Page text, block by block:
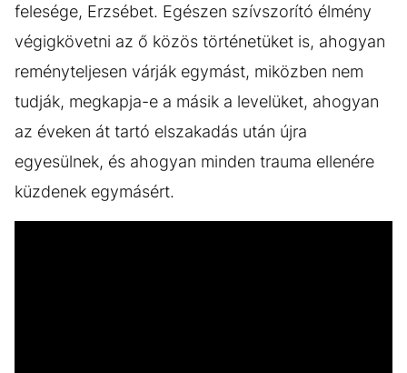
felesége, Erzsébet. Egészen szívszorító élmény
végigkövetni az ő közös történetüket is, ahogyan
reményteljesen várják egymást, miközben nem
tudják, megkapja-e a másik a levelüket, ahogyan
az éveken át tartó elszakadás után újra
egyesülnek, és ahogyan minden trauma ellenére
küzdenek egymásért.